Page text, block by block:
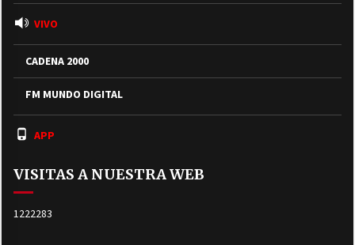
VIVO
CADENA 2000
FM MUNDO DIGITAL
APP
VISITAS A NUESTRA WEB
1222283